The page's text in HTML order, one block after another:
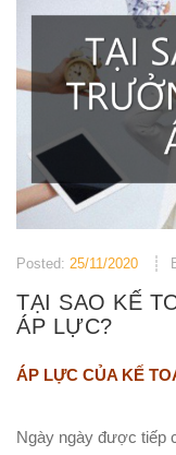
Posted: 25/11/2020
TẠI SAO KẾ
ÁP LỰC?
ÁP LỰC CỦA KẾ
Ngày ngày được tiếp